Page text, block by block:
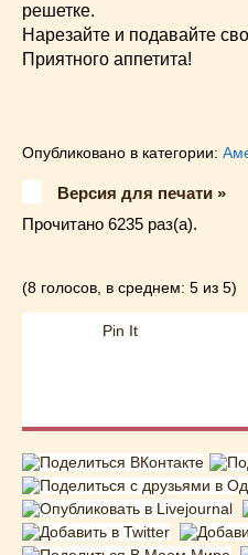
решетке.
Нарезайте и подавайте
Приятного аппетита!
Опубликовано в категории:
Версия для печати »
Прочитано 6235 раз(a).
(8 голосов, в среднем: 5 из 5)
Pin It